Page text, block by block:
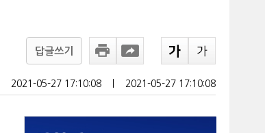
답글쓰기
2021-05-27 17:10:08 2021-05-27 17:10:08